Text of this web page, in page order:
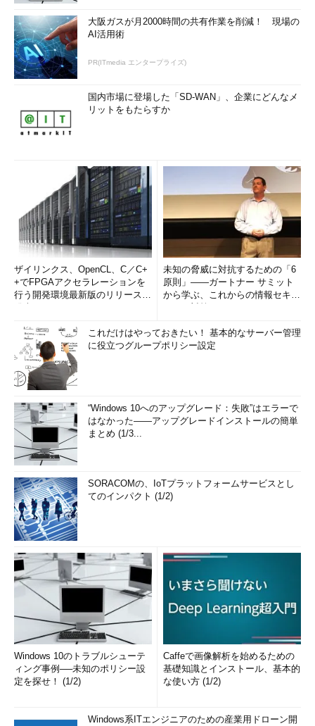
大阪ガスが月2000時間の共有作業を削減！ 現場の
AI活用術
PR(ITmedia エンタープライズ)
国内市場に登場した「SD-WAN」、企業にどんなメ
リットをもたらすか
ザイリンクス、OpenCL、C／C+
+でFPGAアクセラレーションを
行う開発環境最新版のリリースを
未知の脅威に対抗するための「6
原則」――ガートナー サミット
から学ぶ、これからの情報セキュ
これだけはやっておきたい！ 基本的なサーバー管理
に役立つグループポリシー設定
“Windows 10へのアップグレード：失敗”はエラーで
はなかった――アップグレードインストールの簡単
まとめ (1/3...
SORACOMの、IoTプラットフォームサービスとし
てのインパクト (1/2)
Windows 10のトラブルシューテ
ィング事例──未知のポリシー設
定を探せ！ (1/2)
Caffeで画像解析を始めるための
基礎知識とインストール、基本的
な使い方 (1/2)
Windows系ITエンジニアのための産業用ドローン開